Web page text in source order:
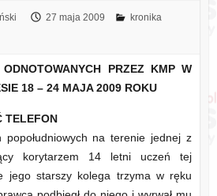
27 maja 2009
kronika
PRZEZ KMP W
18 – 24 MAJA 2009 ROKU
TELEFON
na terenie jednej z
korytarzem 14 letni uczeń tej
jego starszy kolega trzyma w ręku